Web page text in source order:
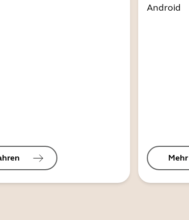
Android